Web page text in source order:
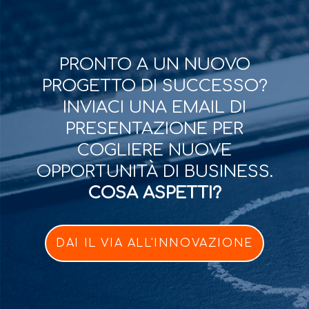
PRONTO A UN NUOVO
PROGETTO DI SUCCESSO?
INVIACI UNA EMAIL DI
PRESENTAZIONE PER
COGLIERE NUOVE
OPPORTUNITÀ DI BUSINESS.
COSA ASPETTI?
DAI IL VIA ALL'INNOVAZIONE